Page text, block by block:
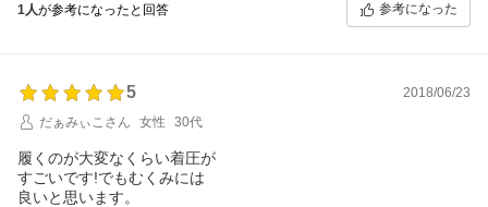
今後とも何卒宜しくお願い申し上げます。
1人が参考になったと回答 参考になった
5
2018/06/23
だぁみぃこさん
女性 30代
履くのが大変なくらい着圧が
すごいです!でもむくみには
良いと思います。